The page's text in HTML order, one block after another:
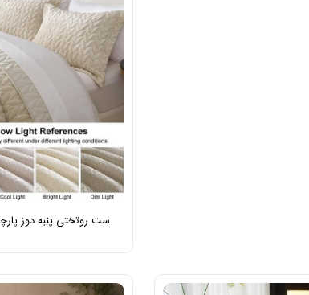
ست روتختی پنبه دوز